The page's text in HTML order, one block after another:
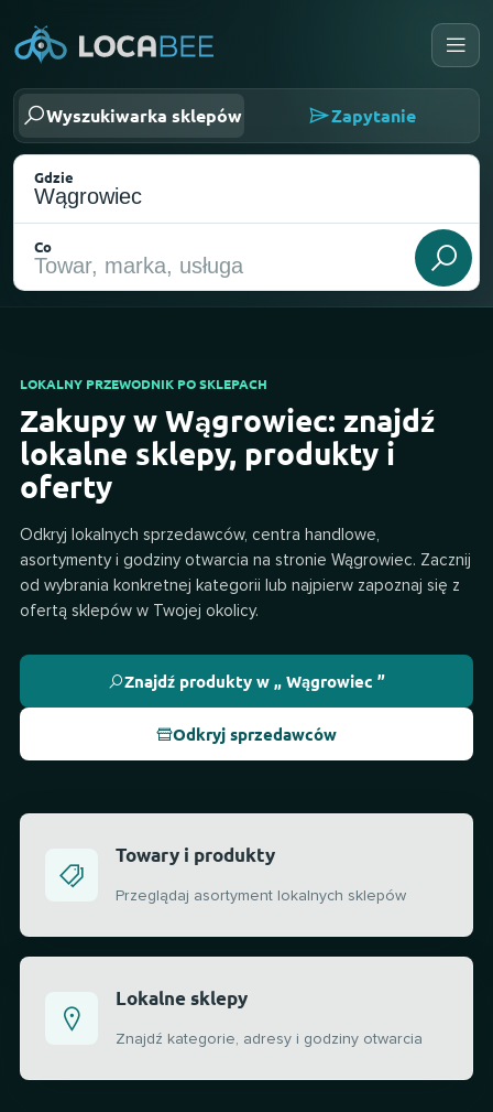
Wyszukiwarka sklepów Zapytanie
Gdzie
Co
Wybierz moją lokalizację
LOKALNY PRZEWODNIK PO SKLEPACH
Zakupy w Wągrowiec: znajdź
lokalne sklepy, produkty i
oferty
Odkryj lokalnych sprzedawców, centra handlowe,
asortymenty i godziny otwarcia na stronie Wągrowiec. Zacznij
od wybrania konkretnej kategorii lub najpierw zapoznaj się z
ofertą sklepów w Twojej okolicy.
Znajdź produkty w „ Wągrowiec ”
Odkryj sprzedawców
Towary i produkty
Przeglądaj asortyment lokalnych sklepów
Lokalne sklepy
Znajdź kategorie, adresy i godziny otwarcia